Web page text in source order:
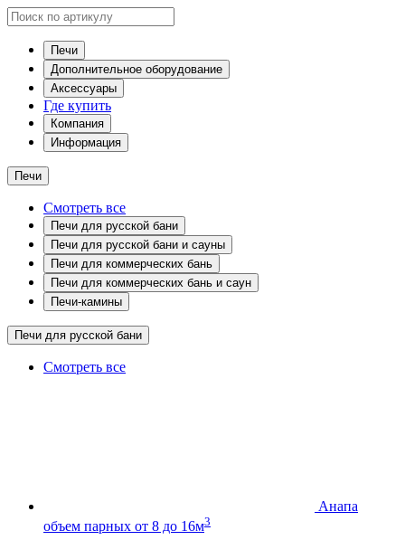
Печи
Дополнительное оборудование
Аксессуары
Где купить
Компания
Информация
Печи
Смотреть все
Печи для русской бани
Печи для русской бани и сауны
Печи для коммерческих бань
Печи для коммерческих бань и саун
Печи-камины
Печи для русской бани
Смотреть все
Анапа
объем парных от 8 до 16м3